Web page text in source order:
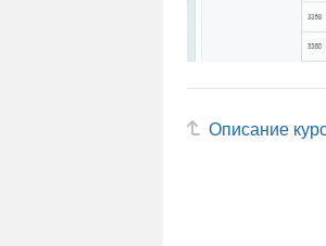
Описание